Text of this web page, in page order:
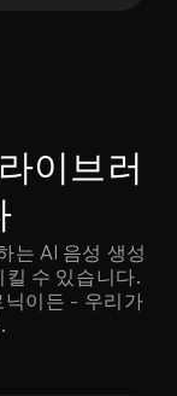
이브러
는 AI 음성 생성
수 있습니다.
닉이든 - 우리가